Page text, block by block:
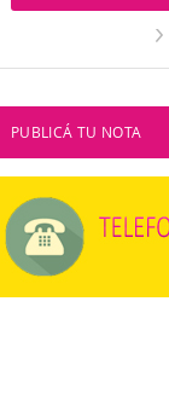
PUBLICÁ TU NOTA